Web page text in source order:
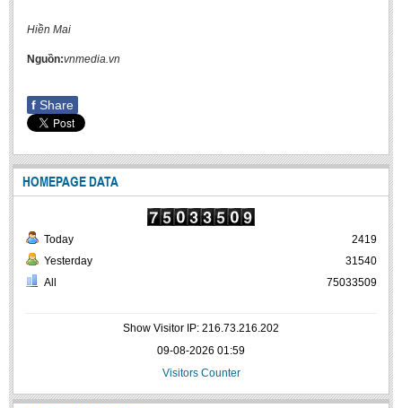
Hiền Mai
Nguồn:vnmedia.vn
f Share
HOMEPAGE DATA
Today
Yesterday
All
2419
31540
75033509
Show Visitor IP: 216.73.216.202
09-08-2026 01:59
Visitors Counter